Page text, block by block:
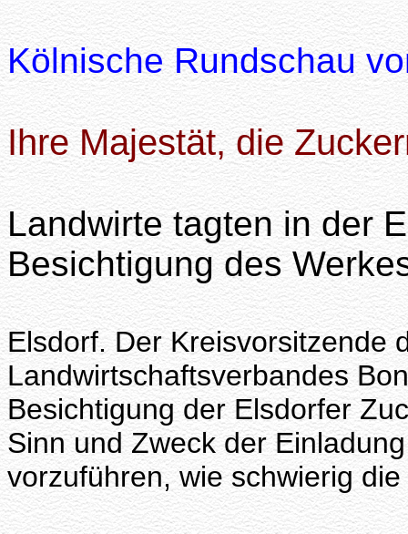
Kölnische Rundschau
Ihre Majestät, die
Landwirte tagten in der
Besichtigung des
Elsdorf. Der Kreisvorsitzende
Landwirtschaftsverbandes
Besichtigung der Elsdorfer
Sinn und Zweck der
vorzuführen, wie schwierig